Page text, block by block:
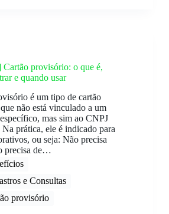
provisório: o que é,
e quando usar
é um tipo de cartão
não está vinculado a um
mas sim ao CNPJ
Na prática, ele é indicado para
ou seja: Não precisa
precisa de…
e Consultas
provisório